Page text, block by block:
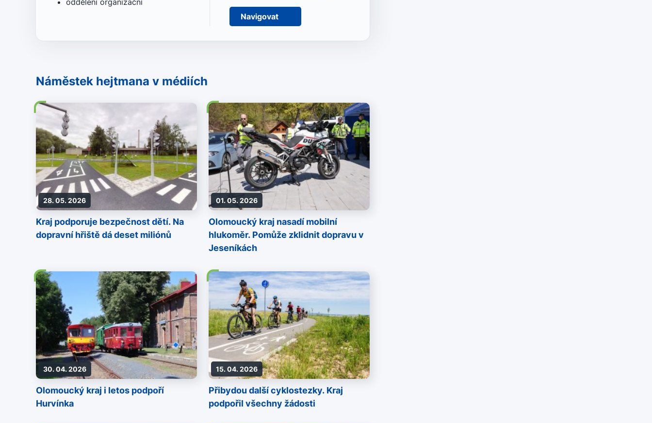
oddělení organizační
Navigovat
Náměstek hejtmana v médiích
28. 05. 2026
Kraj podporuje bezpečnost dětí. Na
dopravní hřiště dá deset miliónů
01. 05. 2026
Olomoucký kraj nasadí mobilní
hlukoměr. Pomůže zklidnit dopravu v
Jeseníkách
30. 04. 2026
Olomoucký kraj i letos podpoří
Hurvínka
15. 04. 2026
Přibydou další cyklostezky. Kraj
podpořil všechny žádosti